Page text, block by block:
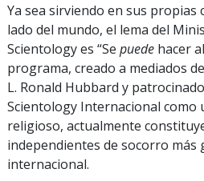
Ya sea sirviendo en sus propias
lado del mundo, el lema del
Scientology es “Se puede hacer
programa, creado a mediados
L. Ronald Hubbard y
Scientology Internacional como
religioso, actualmente
independientes de socorro más
internacional.